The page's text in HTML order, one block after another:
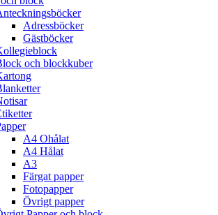
Adressböcker
Gästböcker
och blockkuber
A4 Ohålat
A4 Hålat
A3
Färgat papper
Fotopapper
Övrigt papper